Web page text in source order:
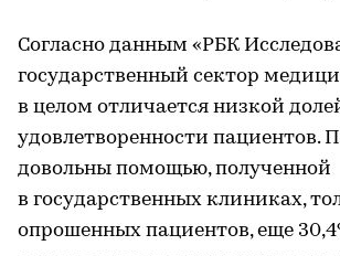
Согласно данным «РБК
государственный сектор
в целом отличается низкой
удовлетворенности пациентов.
довольны помощью, полученной
в государственных клиниках,
опрошенных пациентов, еще